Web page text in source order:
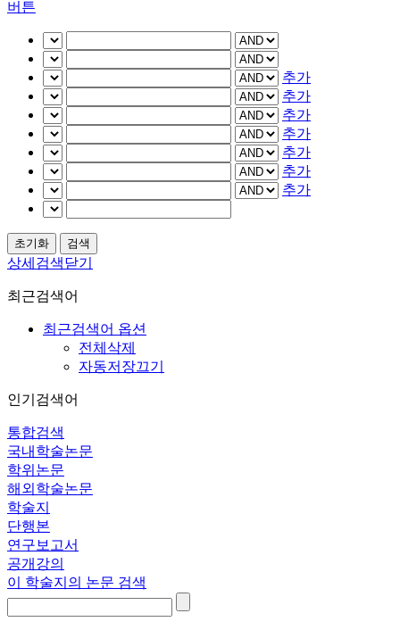
버튼
추가
추가
추가
추가
추가
추가
추가
상세검색닫기
최근검색어
최근검색어 옵션
전체삭제
자동저장끄기
인기검색어
통합검색
국내학술논문
학위논문
해외학술논문
학술지
단행본
연구보고서
공개강의
이 학술지의 논문 검색